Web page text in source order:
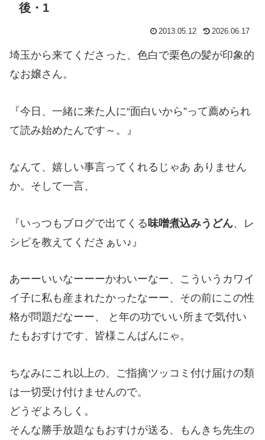
後・1
2013.05.12 2026.06.17
埼玉から来てくださった、色白で栗色の髪が印象的
なお嬢さん。
『今日、一緒に来た人に“面白いから”って薦められ
て読み始めたんです～。』
なんて、嬉しい事言ってくれるじゃあ ありません
か。そして一言、
『いっつもブログで出てくる 味噌煮込みうどん、レ
シピを教えてくださぁい♪』
あーーいいなーーーかわいーなー、こういうカワイ
イ子に私も産まれたかったなーー、その前にこの性
格が問題だなーー、 と年の功でいい所まで気付い
たもおすけです、皆様こんばんにゃ。
ちなみにこれ以上の、ご指摘ツッコミ付け届けの類
は一切受け付けませんので。
どうぞよろしく。
そんな勝手放題なもおすけが送る、もんきち先生の